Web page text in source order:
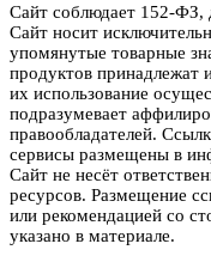
Сайт соблюдает 152-ФЗ,
Сайт носит
упомянутые товарные
продуктов принадлежат
их использование
подразумевает
правообладателей.
сервисы размещены в
Сайт не несёт
ресурсов. Размещение
или рекомендацией со
указано в материале.